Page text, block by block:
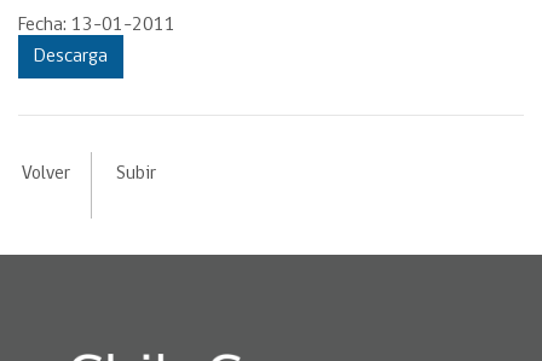
Fecha: 13-01-2011
Descarga
Volver Subir